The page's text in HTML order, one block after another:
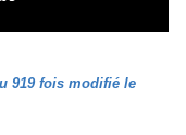
919 fois modifié le